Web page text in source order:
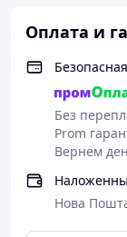
Оплата и
Без
Prom
Вернем
Нова